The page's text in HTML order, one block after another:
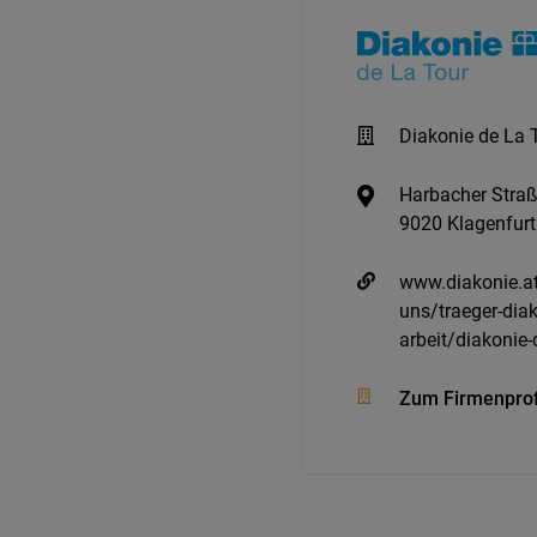
Diakonie de La
Harbacher
9020 Klagenfurt
uns/traeger-
arbeit/diakonie-
Zum